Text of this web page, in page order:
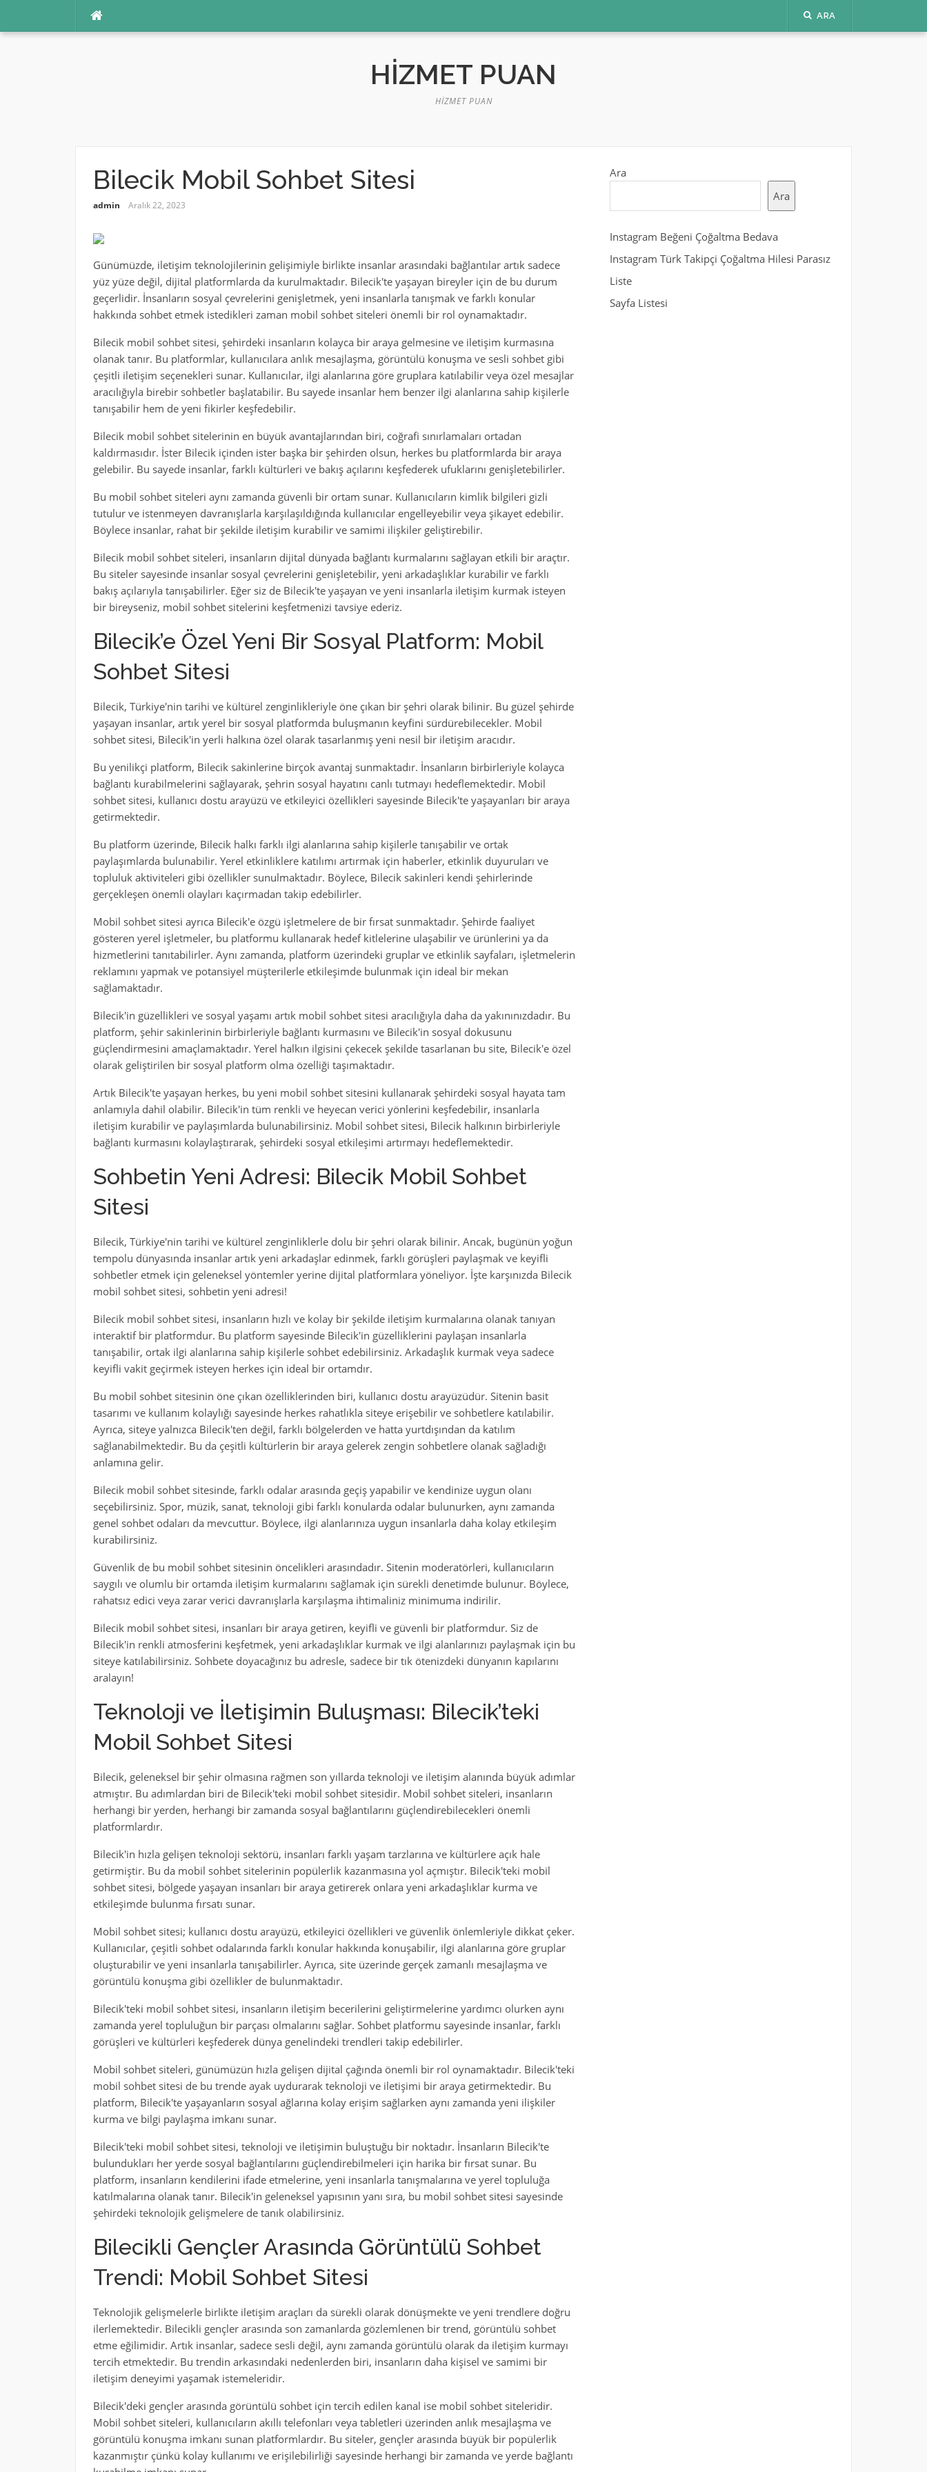
ARA
HIZMET PUAN
HIZMET PUAN
Bilecik Mobil Sohbet Sitesi
admin Aralık 22, 2023
Günümüzde, iletişim teknolojilerinin gelişimiyle birlikte insanlar arasındaki bağlantılar artık sadece
yüz yüze değil, dijital platformlarda da kurulmaktadır. Bilecik'te yaşayan bireyler için de bu durum
geçerlidir. İnsanların sosyal çevrelerini genişletmek, yeni insanlarla tanışmak ve farklı konular
hakkında sohbet etmek istedikleri zaman mobil sohbet siteleri önemli bir rol oynamaktadır.
Bilecik mobil sohbet sitesi, şehirdeki insanların kolayca bir araya gelmesine ve iletişim kurmasına
olanak tanır. Bu platformlar, kullanıcılara anlık mesajlaşma, görüntülü konuşma ve sesli sohbet gibi
çeşitli iletişim seçenekleri sunar. Kullanıcılar, ilgi alanlarına göre gruplara katılabilir veya özel mesajlar
aracılığıyla birebir sohbetler başlatabilir. Bu sayede insanlar hem benzer ilgi alanlarına sahip kişilerle
tanışabilir hem de yeni fikirler keşfedebilir.
Bilecik mobil sohbet sitelerinin en büyük avantajlarından biri, coğrafi sınırlamaları ortadan
kaldırmasıdır. İster Bilecik içinden ister başka bir şehirden olsun, herkes bu platformlarda bir araya
gelebilir. Bu sayede insanlar, farklı kültürleri ve bakış açılarını keşfederek ufuklarını genişletebilirler.
Bu mobil sohbet siteleri aynı zamanda güvenli bir ortam sunar. Kullanıcıların kimlik bilgileri gizli
tutulur ve istenmeyen davranışlarla karşılaşıldığında kullanıcılar engelleyebilir veya şikayet edebilir.
Böylece insanlar, rahat bir şekilde iletişim kurabilir ve samimi ilişkiler geliştirebilir.
Bilecik mobil sohbet siteleri, insanların dijital dünyada bağlantı kurmalarını sağlayan etkili bir araçtır.
Bu siteler sayesinde insanlar sosyal çevrelerini genişletebilir, yeni arkadaşlıklar kurabilir ve farklı
bakış açılarıyla tanışabilirler. Eğer siz de Bilecik'te yaşayan ve yeni insanlarla iletişim kurmak isteyen
bir bireyseniz, mobil sohbet sitelerini keşfetmenizi tavsiye ederiz.
Bilecik’e Özel Yeni Bir Sosyal Platform: Mobil
Sohbet Sitesi
Bilecik, Türkiye'nin tarihi ve kültürel zenginlikleriyle öne çıkan bir şehri olarak bilinir. Bu güzel şehirde
yaşayan insanlar, artık yerel bir sosyal platformda buluşmanın keyfini sürdürebilecekler. Mobil
sohbet sitesi, Bilecik'in yerli halkına özel olarak tasarlanmış yeni nesil bir iletişim aracıdır.
Bu yenilikçi platform, Bilecik sakinlerine birçok avantaj sunmaktadır. İnsanların birbirleriyle kolayca
bağlantı kurabilmelerini sağlayarak, şehrin sosyal hayatını canlı tutmayı hedeflemektedir. Mobil
sohbet sitesi, kullanıcı dostu arayüzü ve etkileyici özellikleri sayesinde Bilecik'te yaşayanları bir araya
getirmektedir.
Bu platform üzerinde, Bilecik halkı farklı ilgi alanlarına sahip kişilerle tanışabilir ve ortak
paylaşımlarda bulunabilir. Yerel etkinliklere katılımı artırmak için haberler, etkinlik duyuruları ve
topluluk aktiviteleri gibi özellikler sunulmaktadır. Böylece, Bilecik sakinleri kendi şehirlerinde
gerçekleşen önemli olayları kaçırmadan takip edebilirler.
Mobil sohbet sitesi ayrıca Bilecik'e özgü işletmelere de bir fırsat sunmaktadır. Şehirde faaliyet
gösteren yerel işletmeler, bu platformu kullanarak hedef kitlelerine ulaşabilir ve ürünlerini ya da
hizmetlerini tanıtabilirler. Aynı zamanda, platform üzerindeki gruplar ve etkinlik sayfaları, işletmelerin
reklamını yapmak ve potansiyel müşterilerle etkileşimde bulunmak için ideal bir mekan
sağlamaktadır.
Bilecik'in güzellikleri ve sosyal yaşamı artık mobil sohbet sitesi aracılığıyla daha da yakınınızdadır. Bu
platform, şehir sakinlerinin birbirleriyle bağlantı kurmasını ve Bilecik'in sosyal dokusunu
güçlendirmesini amaçlamaktadır. Yerel halkın ilgisini çekecek şekilde tasarlanan bu site, Bilecik'e özel
olarak geliştirilen bir sosyal platform olma özelliği taşımaktadır.
Artık Bilecik'te yaşayan herkes, bu yeni mobil sohbet sitesini kullanarak şehirdeki sosyal hayata tam
anlamıyla dahil olabilir. Bilecik'in tüm renkli ve heyecan verici yönlerini keşfedebilir, insanlarla
iletişim kurabilir ve paylaşımlarda bulunabilirsiniz. Mobil sohbet sitesi, Bilecik halkının birbirleriyle
bağlantı kurmasını kolaylaştırarak, şehirdeki sosyal etkileşimi artırmayı hedeflemektedir.
Sohbetin Yeni Adresi: Bilecik Mobil Sohbet
Sitesi
Bilecik, Türkiye'nin tarihi ve kültürel zenginliklerle dolu bir şehri olarak bilinir. Ancak, bugünün yoğun
tempolu dünyasında insanlar artık yeni arkadaşlar edinmek, farklı görüşleri paylaşmak ve keyifli
sohbetler etmek için geleneksel yöntemler yerine dijital platformlara yöneliyor. İşte karşınızda Bilecik
mobil sohbet sitesi, sohbetin yeni adresi!
Bilecik mobil sohbet sitesi, insanların hızlı ve kolay bir şekilde iletişim kurmalarına olanak tanıyan
interaktif bir platformdur. Bu platform sayesinde Bilecik'in güzelliklerini paylaşan insanlarla
tanışabilir, ortak ilgi alanlarına sahip kişilerle sohbet edebilirsiniz. Arkadaşlık kurmak veya sadece
keyifli vakit geçirmek isteyen herkes için ideal bir ortamdır.
Bu mobil sohbet sitesinin öne çıkan özelliklerinden biri, kullanıcı dostu arayüzüdür. Sitenin basit
tasarımı ve kullanım kolaylığı sayesinde herkes rahatlıkla siteye erişebilir ve sohbetlere katılabilir.
Ayrıca, siteye yalnızca Bilecik'ten değil, farklı bölgelerden ve hatta yurtdışından da katılım
sağlanabilmektedir. Bu da çeşitli kültürlerin bir araya gelerek zengin sohbetlere olanak sağladığı
anlamına gelir.
Bilecik mobil sohbet sitesinde, farklı odalar arasında geçiş yapabilir ve kendinize uygun olanı
seçebilirsiniz. Spor, müzik, sanat, teknoloji gibi farklı konularda odalar bulunurken, aynı zamanda
genel sohbet odaları da mevcuttur. Böylece, ilgi alanlarınıza uygun insanlarla daha kolay etkileşim
kurabilirsiniz.
Güvenlik de bu mobil sohbet sitesinin öncelikleri arasındadır. Sitenin moderatörleri, kullanıcıların
saygılı ve olumlu bir ortamda iletişim kurmalarını sağlamak için sürekli denetimde bulunur. Böylece,
rahatsız edici veya zarar verici davranışlarla karşılaşma ihtimaliniz minimuma indirilir.
Bilecik mobil sohbet sitesi, insanları bir araya getiren, keyifli ve güvenli bir platformdur. Siz de
Bilecik'in renkli atmosferini keşfetmek, yeni arkadaşlıklar kurmak ve ilgi alanlarınızı paylaşmak için bu
siteye katılabilirsiniz. Sohbete doyacağınız bu adresle, sadece bir tık ötenizdeki dünyanın kapılarını
aralayın!
Teknoloji ve İletişimin Buluşması: Bilecik’teki
Mobil Sohbet Sitesi
Bilecik, geleneksel bir şehir olmasına rağmen son yıllarda teknoloji ve iletişim alanında büyük adımlar
atmıştır. Bu adımlardan biri de Bilecik'teki mobil sohbet sitesidir. Mobil sohbet siteleri, insanların
herhangi bir yerden, herhangi bir zamanda sosyal bağlantılarını güçlendirebilecekleri önemli
platformlardır.
Bilecik'in hızla gelişen teknoloji sektörü, insanları farklı yaşam tarzlarına ve kültürlere açık hale
getirmiştir. Bu da mobil sohbet sitelerinin popülerlik kazanmasına yol açmıştır. Bilecik'teki mobil
sohbet sitesi, bölgede yaşayan insanları bir araya getirerek onlara yeni arkadaşlıklar kurma ve
etkileşimde bulunma fırsatı sunar.
Mobil sohbet sitesi; kullanıcı dostu arayüzü, etkileyici özellikleri ve güvenlik önlemleriyle dikkat çeker.
Kullanıcılar, çeşitli sohbet odalarında farklı konular hakkında konuşabilir, ilgi alanlarına göre gruplar
oluşturabilir ve yeni insanlarla tanışabilirler. Ayrıca, site üzerinde gerçek zamanlı mesajlaşma ve
görüntülü konuşma gibi özellikler de bulunmaktadır.
Bilecik'teki mobil sohbet sitesi, insanların iletişim becerilerini geliştirmelerine yardımcı olurken aynı
zamanda yerel topluluğun bir parçası olmalarını sağlar. Sohbet platformu sayesinde insanlar, farklı
görüşleri ve kültürleri keşfederek dünya genelindeki trendleri takip edebilirler.
Mobil sohbet siteleri, günümüzün hızla gelişen dijital çağında önemli bir rol oynamaktadır. Bilecik'teki
mobil sohbet sitesi de bu trende ayak uydurarak teknoloji ve iletişimi bir araya getirmektedir. Bu
platform, Bilecik'te yaşayanların sosyal ağlarına kolay erişim sağlarken aynı zamanda yeni ilişkiler
kurma ve bilgi paylaşma imkanı sunar.
Bilecik'teki mobil sohbet sitesi, teknoloji ve iletişimin buluştuğu bir noktadır. İnsanların Bilecik'te
bulundukları her yerde sosyal bağlantılarını güçlendirebilmeleri için harika bir fırsat sunar. Bu
platform, insanların kendilerini ifade etmelerine, yeni insanlarla tanışmalarına ve yerel topluluğa
katılmalarına olanak tanır. Bilecik'in geleneksel yapısının yanı sıra, bu mobil sohbet sitesi sayesinde
şehirdeki teknolojik gelişmelere de tanık olabilirsiniz.
Bilecikli Gençler Arasında Görüntülü Sohbet
Trendi: Mobil Sohbet Sitesi
Teknolojik gelişmelerle birlikte iletişim araçları da sürekli olarak dönüşmekte ve yeni trendlere doğru
ilerlemektedir. Bilecikli gençler arasında son zamanlarda gözlemlenen bir trend, görüntülü sohbet
etme eğilimidir. Artık insanlar, sadece sesli değil, aynı zamanda görüntülü olarak da iletişim kurmayı
tercih etmektedir. Bu trendin arkasındaki nedenlerden biri, insanların daha kişisel ve samimi bir
iletişim deneyimi yaşamak istemeleridir.
Bilecik'deki gençler arasında görüntülü sohbet için tercih edilen kanal ise mobil sohbet siteleridir.
Mobil sohbet siteleri, kullanıcıların akıllı telefonları veya tabletleri üzerinden anlık mesajlaşma ve
görüntülü konuşma imkanı sunan platformlardır. Bu siteler, gençler arasında büyük bir popülerlik
kazanmıştır çünkü kolay kullanımı ve erişilebilirliği sayesinde herhangi bir zamanda ve yerde bağlantı
Ara
Ara
Instagram Beğeni Çoğaltma Bedava
Instagram Türk Takipçi Çoğaltma Hilesi Parasız
Liste
Sayfa Listesi